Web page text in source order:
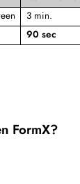
3 min.
90 sec
FormX?